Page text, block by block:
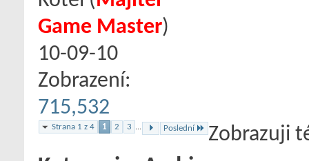
Game Master)
10-09-10
Zobrazení:
715,532
Strana 1 z 4 1 2 3 ... Poslední Zobrazuji